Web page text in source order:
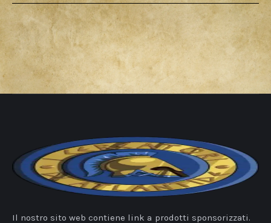
Il nostro sito web contiene link a prodotti sponsorizzati.